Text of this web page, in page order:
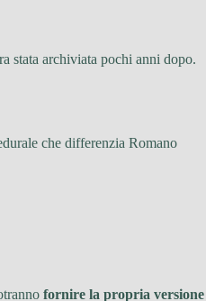
stata archiviata pochi anni dopo.
che differenzia Romano
fornire la propria versione